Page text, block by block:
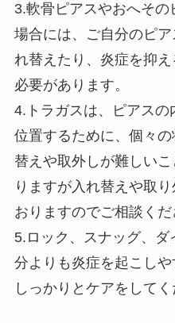
3.軟骨ピアスやおへそ
場合には、ご自分のピ
れ替えたり、炎症を抑
必要があります。
4.トラガスは、ピアス
位置するために、個々
替えや取外しが難しい
りますが入れ替えや取
おりますのでご相談くだ
5.ロック、スナッグ、
分よりも炎症を起こし
しっかりとケアをしてく